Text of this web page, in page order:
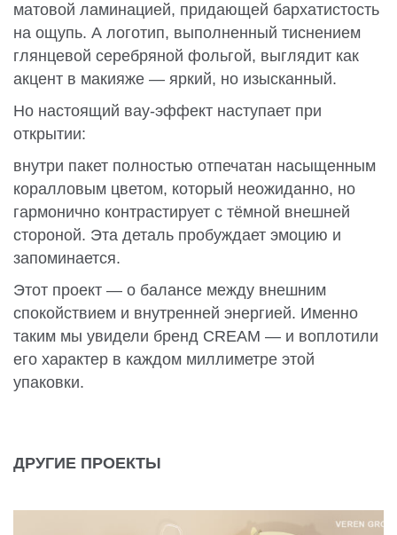
матовой ламинацией, придающей бархатистость
на ощупь. А логотип, выполненный тиснением
глянцевой серебряной фольгой, выглядит как
акцент в макияже — яркий, но изысканный.
Но настоящий вау-эффект наступает при
открытии:
внутри пакет полностью отпечатан насыщенным
коралловым цветом, который неожиданно, но
гармонично контрастирует с тёмной внешней
стороной. Эта деталь пробуждает эмоцию и
запоминается.
Этот проект — о балансе между внешним
спокойствием и внутренней энергией. Именно
таким мы увидели бренд CREAM — и воплотили
его характер в каждом миллиметре этой
упаковки.
ДРУГИЕ ПРОЕКТЫ